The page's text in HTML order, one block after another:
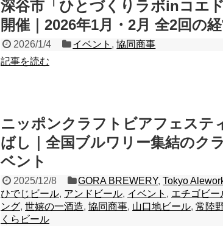
深谷市「ひとづくりラボinコエ
開催｜2026年1月・2月 全2回の
2026/1/4 イベント ,協同商事
記事を読む
ニッポンクラフトビアフェステ
ばし｜全国ブルワリー集結のク
ベント
2025/12/8 GORA BREWERY,Tokyo
ひでじビール, アンドビール, イベント , エチゴビー
ング, 世嬉の一酒造, 協同商事, 山口地ビール, 常陸
くらビール